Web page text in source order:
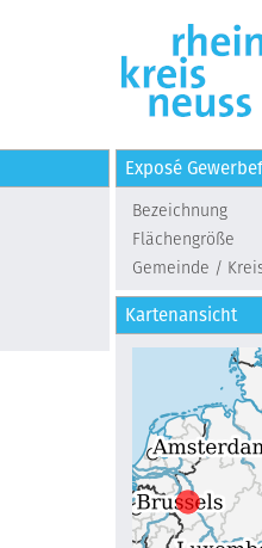
Exposé
Bezeichnung
Flächengröße
Gemeinde /
Kartenansicht